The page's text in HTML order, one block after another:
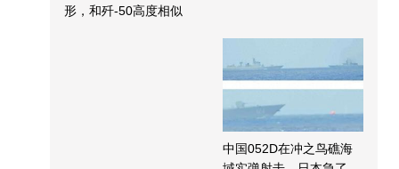
形，和歼-50高度相似
中国052D在冲之鸟礁海